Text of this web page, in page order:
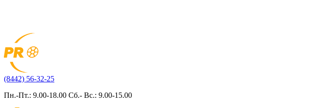
(8442) 56-32-25
Пн.-Пт.: 9.00-18.00 Сб.- Вс.: 9.00-15.00